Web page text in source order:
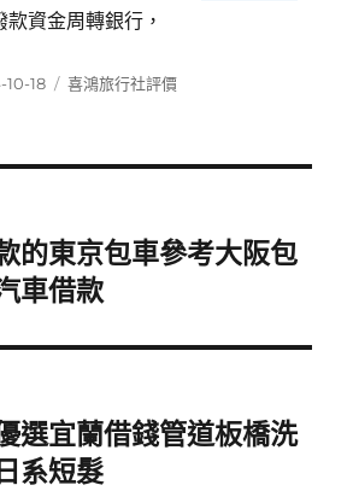
資金周轉銀行，
10-18
分
喜鴻旅行社評價
的東京包車參考大阪包
車借款
選宜蘭借錢管道板橋洗
系短髮